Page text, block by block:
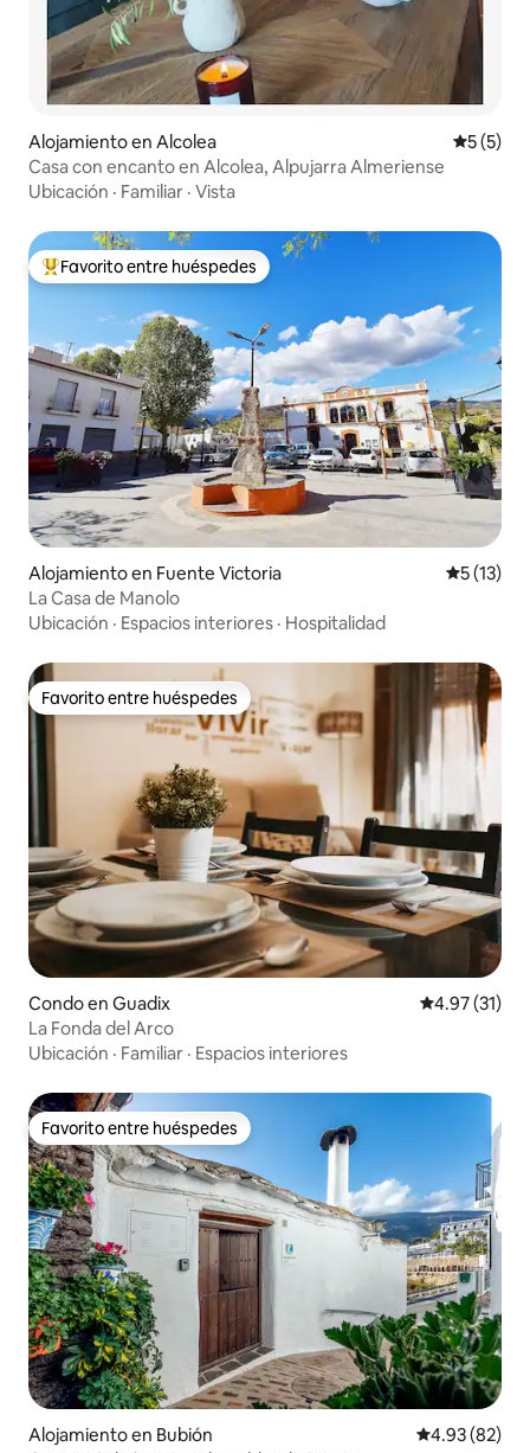
Alojamiento en Alcolea
5 (5)
Casa con encanto en Alcolea, Alpujarra Almeriense
Ubicación · Familiar · Vista
Favorito entre huéspedes preferido
Favorito entre huéspedes
Alojamiento en Fuente Victoria
5 (13)
La Casa de Manolo
Ubicación · Espacios interiores · Hospitalidad
Favorito entre huéspedes
Favorito entre huéspedes
Condo en Guadix Calificación
4.97 (31)
La Fonda del Arco
Ubicación · Familiar · Espacios interiores
Favorito entre huéspedes
Favorito entre huéspedes
Alojamiento en Bubión Calificación
4.93 (82)